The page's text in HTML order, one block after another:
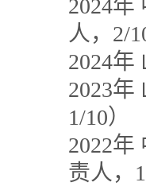
2024年
人，2/
2024年
2023年
1/10）
2022年
责人，